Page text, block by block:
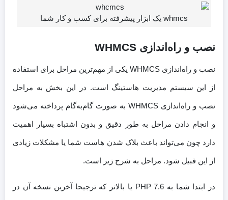
whmcs یک ابزار پیشرفته برای کسب و کار شما
نصب و راه‌اندازی WHMCS
نصب و راه‌اندازی WHMCS یکی از مهم‌ترین مراحل برای استفاده
از این سیستم مدیریت هاستینگ است. در این بخش به مراحل
نصب و راه‌اندازی WHMCS به صورت گام‌به‌گام پرداخته می‌شود
و انجام دادن مراحل به طور دقیق و بدون اشتباه بسیار اهمیت
دارد چون می‌تواند باعث بلاک شدن هاست شما یا مشکلات زیادی
از این قبیل شود. مراحل به شرح زیر است.
در ابتدا شما به PHP 7.6 یا بالاتر که ترجیحا آخرین نسخه آن در